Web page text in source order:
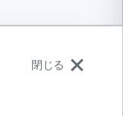
閉じる